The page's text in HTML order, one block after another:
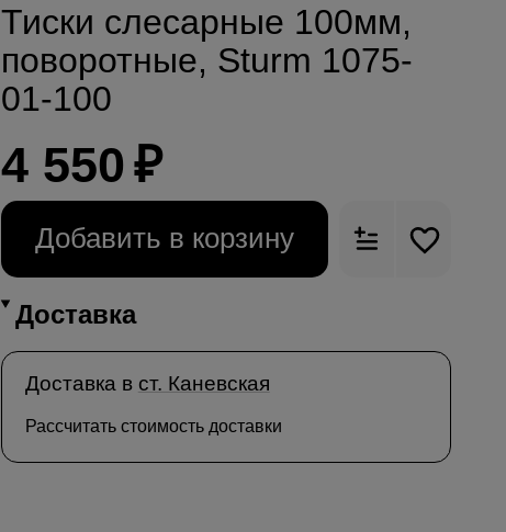
Тиски слесарные 100мм,
поворотные, Sturm 1075-
01-100
4 550₽
Добавить в корзину
Доставка
Доставка в ст. Каневская
Рассчитать стоимость доставки